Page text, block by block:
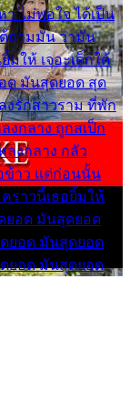
ไม่พอใจ ได้เป็น
ถามมัน ว่ามัน
ให้ เจอะเด็กใต้
ด มันสุดยอด สุด
งรักสาวราม ที่พัก
งกลาง ถูกสเป็ก
ลงกลาง กลัว
ข้าว แต่ก่อนนั้น
คราวนี้เธอยิ้มให้
ยอด มันสุดยอด
ยอด มันสุดยอด
ยอด มันสุดยอด